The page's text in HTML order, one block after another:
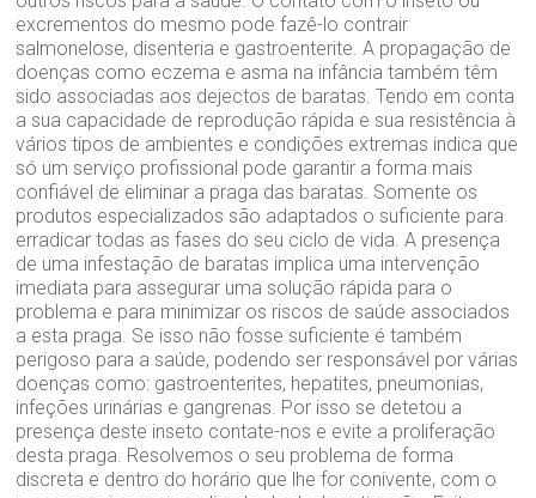
excrementos do mesmo pode fazê-lo contrair
salmonelose, disenteria e gastroenterite. A propagação de
doenças como eczema e asma na infância também têm
sido associadas aos dejectos de baratas. Tendo em conta
a sua capacidade de reprodução rápida e sua resistência à
vários tipos de ambientes e condições extremas indica que
só um serviço profissional pode garantir a forma mais
confiável de eliminar a praga das baratas. Somente os
produtos especializados são adaptados o suficiente para
erradicar todas as fases do seu ciclo de vida. A presença
de uma infestação de baratas implica uma intervenção
imediata para assegurar uma solução rápida para o
problema e para minimizar os riscos de saúde associados
a esta praga. Se isso não fosse suficiente é também
perigoso para a saúde, podendo ser responsável por várias
doenças como: gastroenterites, hepatites, pneumonias,
infeções urinárias e gangrenas. Por isso se detetou a
presença deste inseto contate-nos e evite a proliferação
desta praga. Resolvemos o seu problema de forma
discreta e dentro do horário que lhe for conivente, com o